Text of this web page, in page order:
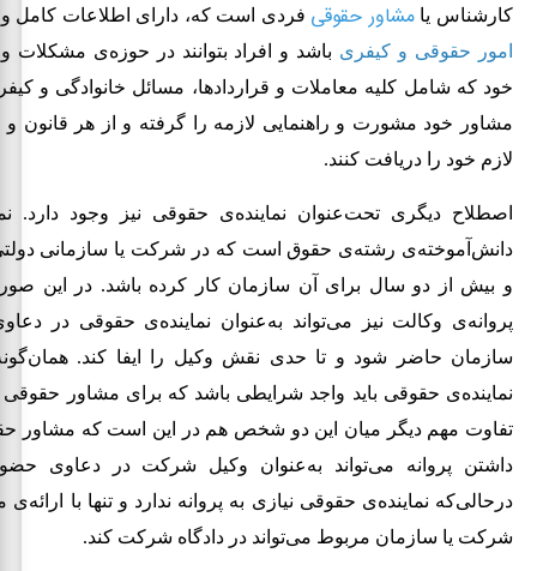
کارشناس یامشاور حقوقی فردی است که، دارای اطلاعات کامل
امور حقوقی و کیفری باشد و افراد بتوانند در حوزه‌ی
خود که شامل کلیه معاملات و قراردادها، مسائل خانوادگی و
مشاور خود مشورت و راهنمایی لازمه را گرفته و از هر قانون و
لازم خود را دریافت کنند.
اصطلاح دیگری تحت‌عنوان نماینده‌ی حقوقی نیز وجود دارد.
دانش‌آموخته‌ی رشته‌ی حقوق است که در شرکت یا سازمانی
و بیش از دو سال برای آن سازمان کار کرده باشد. در این
پروانه‌ی وکالت نیز می‌تواند به‌عنوان نماینده‌ی حقوقی در
سازمان حاضر شود و تا حدی نقش وکیل را ایفا کند.
نماینده‌ی حقوقی باید واجد شرایطی باشد که برای مشاور
تفاوت مهم دیگر میان این دو شخص هم در این است که مشاور
داشتن پروانه می‌تواند به‌عنوان وکیل شرکت در دعاوی
درحالی‌که نماینده‌ی حقوقی نیازی به پروانه ندارد و تنها با
شرکت یا سازمان مربوط می‌تواند در دادگاه شرکت کند.